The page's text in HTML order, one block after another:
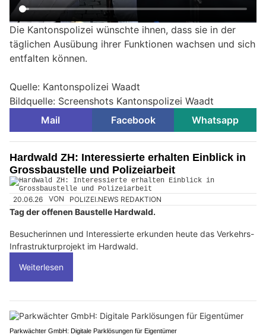
Die Kantonspolizei wünschte ihnen, dass sie in der
täglichen Ausübung ihrer Funktionen wachsen und sich
entfalten können.
Quelle: Kantonspolizei Waadt
Bildquelle: Screenshots Kantonspolizei Waadt
Mail
Facebook Whatsapp
Hardwald ZH: Interessierte erhalten Einblick in
Grossbaustelle und Polizeiarbeit
20.06.26 VON POLIZEI.NEWS REDAKTION
Tag der offenen Baustelle Hardwald.
Besucherinnen und Interessierte erkunden heute das Verkehrs-
Infrastrukturprojekt im Hardwald.
Weiterlesen
Parkwächter GmbH: Digitale Parklösungen für Eigentümer